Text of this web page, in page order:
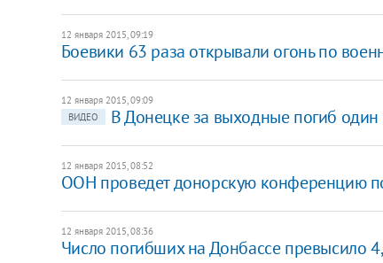
12 января 2015, 09:19
Боевики 63 раза открывали огонь по
12 января 2015, 09:09
ВИДЕО
В Донецке за выходные погиб один
12 января 2015, 08:52
ООН проведет донорскую конференцию
12 января 2015, 08:36
Число погибших на Донбассе превысило